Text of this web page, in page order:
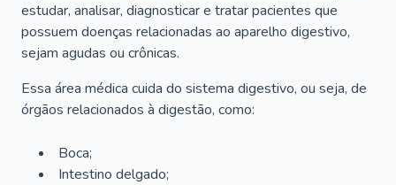
estudar, analisar, diagnosticar e tratar pacientes que
possuem doenças relacionadas ao aparelho digestivo,
sejam agudas ou crônicas.
Essa área médica cuida do sistema digestivo, ou seja, de
órgãos relacionados à digestão, como:
Boca;
Intestino delgado;